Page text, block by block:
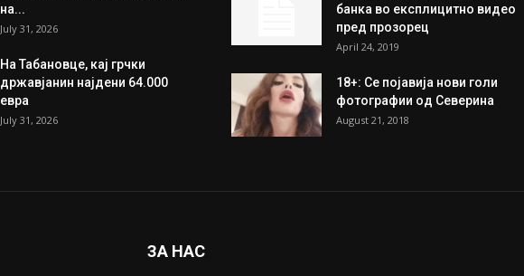
на...
July 31, 2026
На Табановце, кај грчки
државјанин најдени 64.000
евра
July 31, 2026
банка во експлицитно видео
пред прозорец
April 24, 2019
18+: Се појавија нови голи
фотографии од Северина
August 21, 2018
ЗА НАС